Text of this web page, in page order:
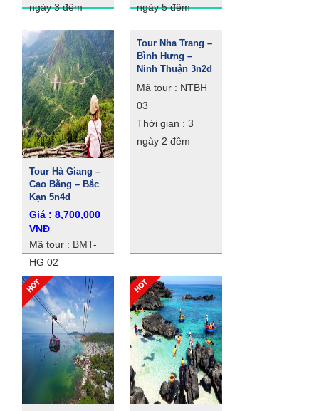
ngày 3 đêm ngày 5 đêm
Tour Hà Giang –
Cao Bằng – Bắc
Kạn 5n4đ
Giá : 8,700,000
VNĐ
Mã tour : BMT-
HG 02
Thời gian : 5
ngày 4 đêm
Tour Nha Trang –
Bình Hưng –
Ninh Thuận 3n2đ
Mã tour : NTBH
03
Thời gian : 3
ngày 2 đêm